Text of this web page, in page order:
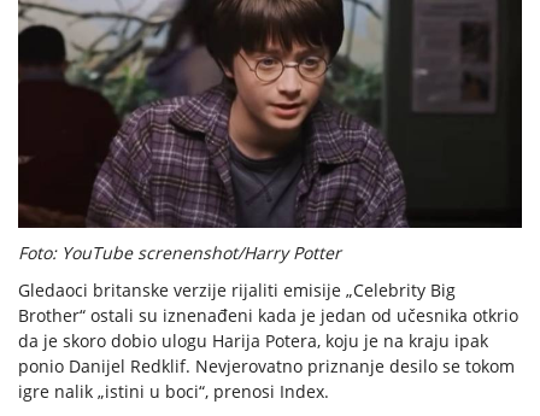
Foto: YouTube screnenshot/Harry Potter
Gledaoci britanske verzije rijaliti emisije „Celebrity Big
Brother“ ostali su iznenađeni kada je jedan od učesnika otkrio
da je skoro dobio ulogu Harija Potera, koju je na kraju ipak
ponio Danijel Redklif. Nevjerovatno priznanje desilo se tokom
igre nalik „istini u boci“, prenosi Index.